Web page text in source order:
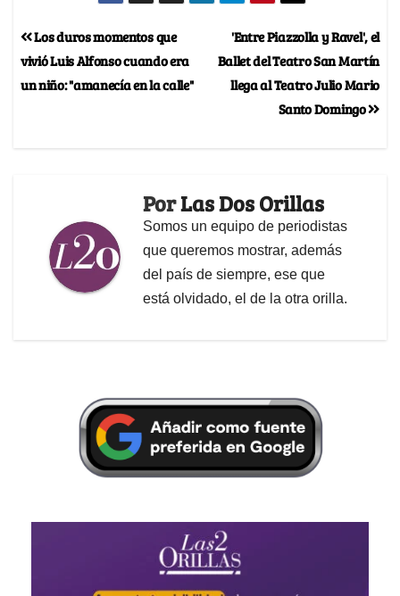
'Entre Piazzolla y Ravel', el
Ballet del Teatro San Martín
llega al Teatro Julio Mario
Santo Domingo
Los duros momentos que
vivió Luis Alfonso cuando era
un niño: "amanecía en la calle"
PorLas Dos Orillas
Somos un equipo de periodistas
que queremos mostrar, además
del país de siempre, ese que
está olvidado, el de la otra orilla.